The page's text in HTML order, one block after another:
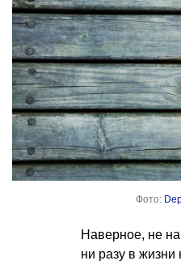
Фото:
Наверное, не
ни разу в